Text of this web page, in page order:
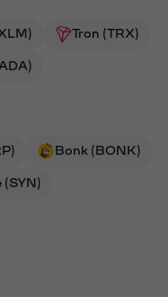
Tron (TRX)
Bonk (BONK)
(SYN)